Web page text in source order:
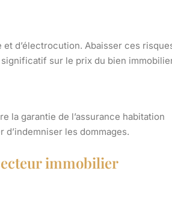
d’électrocution. Abaisser ces
sur le prix du bien
la garantie de l’assurance habitation
les dommages.
immobilier